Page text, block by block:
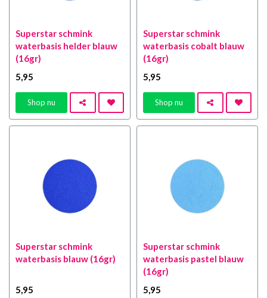
Superstar schmink
waterbasis helder blauw
(16gr)
5,95
Shop nu
Superstar schmink
waterbasis cobalt blauw
(16gr)
5,95
Shop nu
Superstar schmink
waterbasis blauw (16gr)
5,95
Superstar schmink
waterbasis pastel blauw
(16gr)
5,95